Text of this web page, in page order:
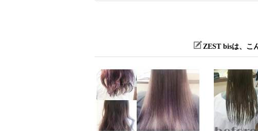
ZEST bisは、こ